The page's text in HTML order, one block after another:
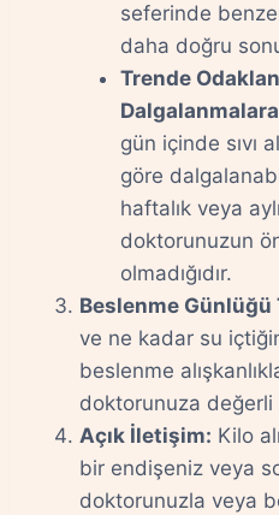
seferinde
daha doğru
Trende
gün içinde sıvı
göre
haftalık veya
doktorunuzun
olmadığıdır.
Beslenme Günlüğü
ve ne kadar su
beslenme
doktorunuza
Açık İletişim: Kilo
bir endişeniz veya
doktorunuzla veya